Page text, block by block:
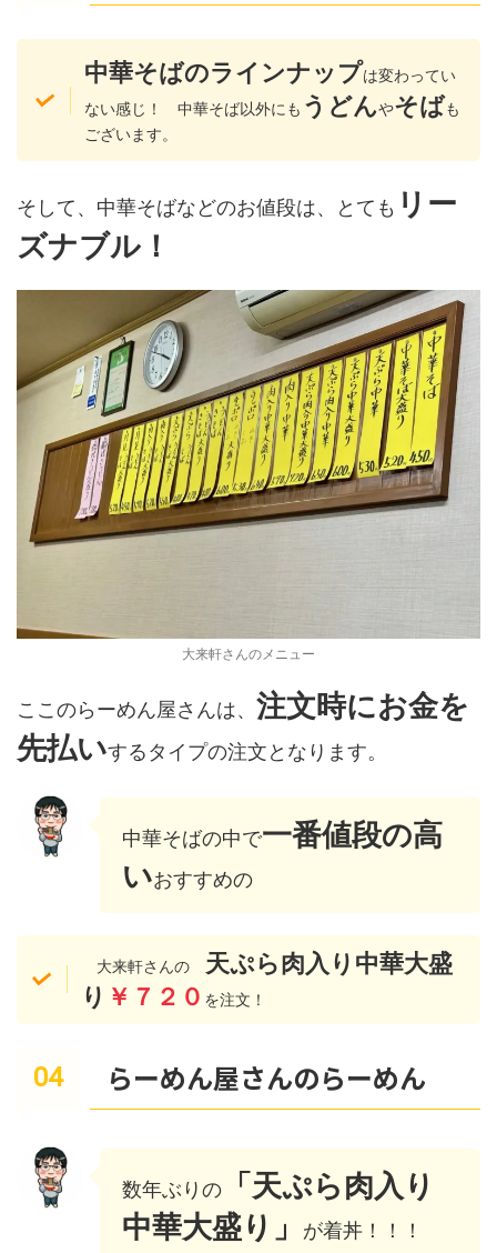
中華そばのラインナップは変わってい
ない感じ！ 中華そば以外にも うどんやそばも
ございます。
そして、中華そばなどのお値段は、とても リー
ズナブル！
大来軒さんのメニュー
ここのらーめん屋さんは、 注文時にお金を
先払いするタイプの注文となります。
中華そばの中で一番値段の高
いおすすめの
大来軒さんの 天ぷら肉入り中華大盛
り ￥７２０ を注文！
らーめん屋さんのらーめん
数年ぶりの
「天ぷら肉入り
中華大盛り」
が着丼！！！